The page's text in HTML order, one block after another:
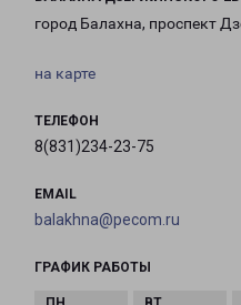
город Балахна, проспект
на карте
ТЕЛЕФОН
8(831)234-23-75
EMAIL
balakhna@pecom.ru
ГРАФИК РАБОТЫ